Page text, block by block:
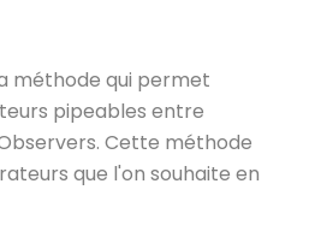
méthode qui permet
pipeables entre
Cette méthode
que l'on souhaite en